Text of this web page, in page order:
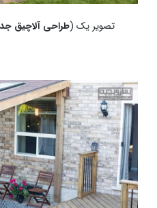
تصویر یک ( طراحی آلاچیق